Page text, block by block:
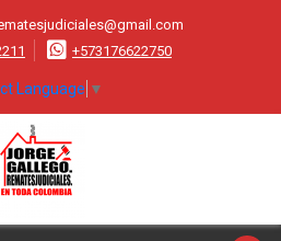
+573176622750
Language ▼